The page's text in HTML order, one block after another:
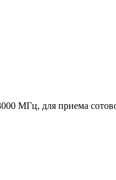
МГц, для приема